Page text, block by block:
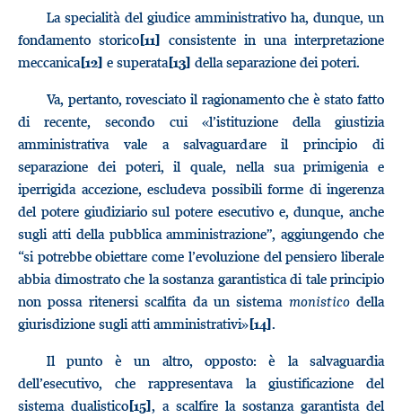
La specialità del giudice amministrativo ha, dunque, un
fondamento storico[11] consistente in una interpretazione
meccanica[12] e superata[13] della separazione dei poteri.
Va, pertanto, rovesciato il ragionamento che è stato fatto
di recente, secondo cui «l’istituzione della giustizia
amministrativa vale a salvaguardare il principio di
separazione dei poteri, il quale, nella sua primigenia e
iperrigida accezione, escludeva possibili forme di ingerenza
del potere giudiziario sul potere esecutivo e, dunque, anche
sugli atti della pubblica amministrazione”, aggiungendo che
“si potrebbe obiettare come l’evoluzione del pensiero liberale
abbia dimostrato che la sostanza garantistica di tale principio
non possa ritenersi scalfita da un sistema monisticodella
giurisdizione sugli atti amministrativi»[14].
Il punto è un altro, opposto: è la salvaguardia
dell’esecutivo, che rappresentava la giustificazione del
sistema dualistico[15], a scalfire la sostanza garantista del